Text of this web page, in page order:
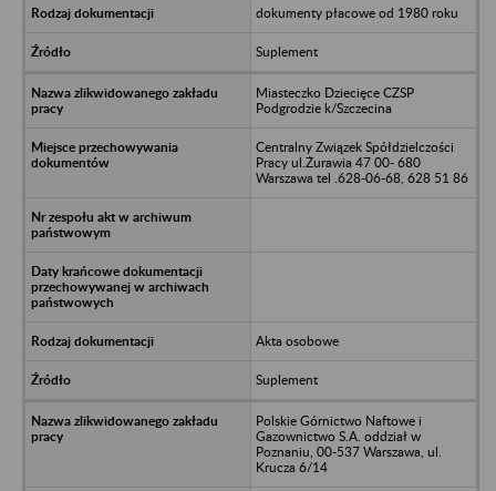
dokumenty płacowe od 1980 roku
Suplement
Miasteczko Dziecięce CZSP
Podgrodzie k/Szczecina
Centralny Związek Spółdzielczości
Pracy ul.Żurawia 47 00- 680
Warszawa tel .628-06-68, 628 51 86
Akta osobowe
Suplement
Polskie Górnictwo Naftowe i
Gazownictwo S.A. oddział w
Poznaniu, 00-537 Warszawa, ul.
Krucza 6/14